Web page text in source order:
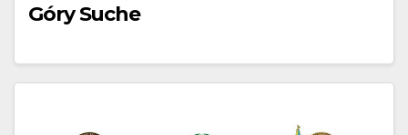
Góry Suche